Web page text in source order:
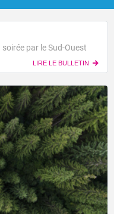
par le Sud-Ouest
LIRE LE BULLETIN